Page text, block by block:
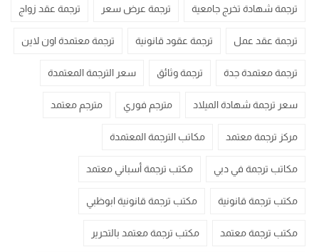
ترجمة شهادة تخرج جامعية ترجمة عرض سعر ترجمة عقد زواج
ترجمة عقد عمل ترجمة عقود قانونية ترجمة معتمدة اون لاين
ترجمة معتمدة جدة ترجمة وثائق سعر الترجمة المعتمدة
سعر ترجمة شهادة الميلاد مترجم فوري مترجم معتمد
مركز ترجمة معتمد مكاتب الترجمة المعتمدة
مكاتب ترجمة في دبي مكتب ترجمة أسباني معتمد
مكتب ترجمة قانونية مكتب ترجمة قانونية ابوظبي
مكتب ترجمة معتمد مكتب ترجمة معتمد بالتحرير